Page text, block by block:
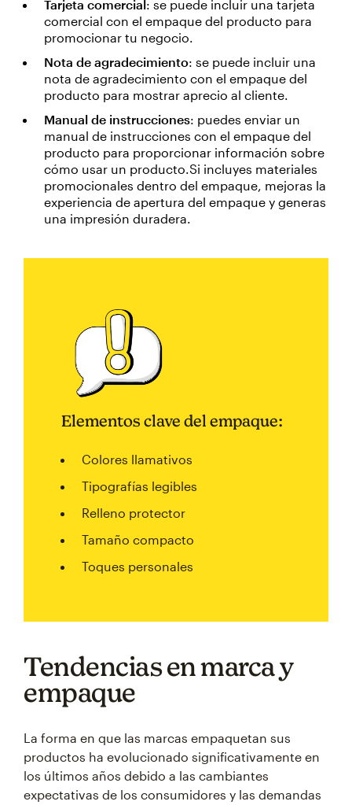
Tarjeta comercial: se puede incluir una tarjeta
comercial con el empaque del producto para
promocionar tu negocio.
Nota de agradecimiento: se puede incluir una
nota de agradecimiento con el empaque del
producto para mostrar aprecio al cliente.
Manual de instrucciones: puedes enviar un
manual de instrucciones con el empaque del
producto para proporcionar información sobre
cómo usar un producto.Si incluyes materiales
promocionales dentro del empaque, mejoras la
experiencia de apertura del empaque y generas
una impresión duradera.
Elementos clave del empaque:
Colores llamativos
Tipografías legibles
Relleno protector
Tamaño compacto
Toques personales
Tendencias en marca y
empaque
La forma en que las marcas empaquetan sus
productos ha evolucionado significativamente en
los últimos años debido a las cambiantes
expectativas de los consumidores y las demandas